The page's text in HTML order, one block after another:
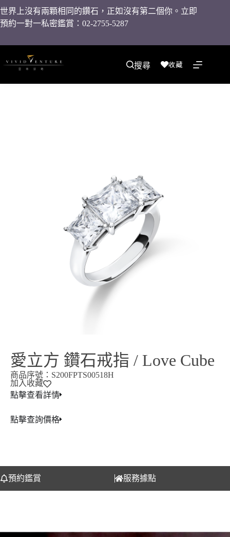
世界上沒有兩顆相同的鑽石，正如沒有第二個你。立即
預約一對一私密鑑賞：02-2755-5287
搜尋 收藏
愛立方 鑽石戒指 / Love Cube
商品序號：S200FPTS00518H
加入收藏
點擊查看詳情
點擊查詢價格
預約鑑賞 服務據點